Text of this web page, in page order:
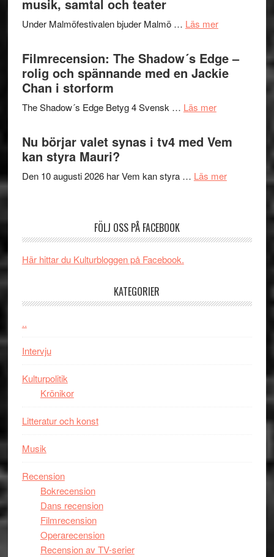
Pöntinen
avslutar
Scensommar
musik, samtal och teater
Under Malmöfestivalen bjuder Malmö … Läs merom
in
till
och
Filmrecension: The Shadow´s Edge –
rolig och spännande med en Jackie
Chan i storform
The Shadow´s Edge Betyg 4 Svensk … Läs merom
Shadow
Edge
spännande
Nu börjar valet synas i tv4 med Vem
kan styra Mauri?
Den 10 augusti 2026 har Vem kan styra … Läs merom
kan
FÖLJ OSS PÅ FACEBOOK
Här hittar du Kulturbloggen på Facebook.
KATEGORIER
..
Intervju
Kulturpolitik
Krönikor
Litteratur och konst
Musik
Recension
Bokrecension
Dans recension
Filmrecension
Operarecension
Recension av TV-serier